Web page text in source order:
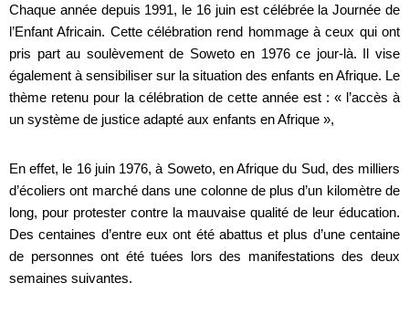
Chaque année depuis 1991, le 16 juin est célébrée la Journée de
l’Enfant Africain. Cette célébration rend hommage à ceux qui ont
pris part au soulèvement de Soweto en 1976 ce jour-là. Il vise
également à sensibiliser sur la situation des enfants en Afrique. Le
thème retenu pour la célébration de cette année est : « l’accès à
un système de justice adapté aux enfants en Afrique »,
En effet, le 16 juin 1976, à Soweto, en Afrique du Sud, des milliers
d’écoliers ont marché dans une colonne de plus d’un kilomètre de
long, pour protester contre la mauvaise qualité de leur éducation.
Des centaines d’entre eux ont été abattus et plus d’une centaine
de personnes ont été tuées lors des manifestations des deux
semaines suivantes.